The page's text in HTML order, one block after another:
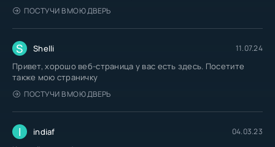
ПОСТУЧИ В МОЮ ДВЕРЬ
S Shelli 11.07.24
Привет, хорошо веб-страница у вас есть здесь. Посетите
также мою страничку
ПОСТУЧИ В МОЮ ДВЕРЬ
I indiaf 04.03.23